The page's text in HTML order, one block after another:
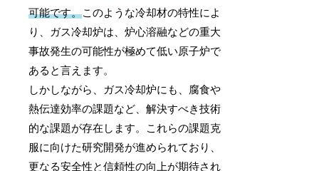
可能です。このような冷却材の特性によ
り、ガス冷却炉は、炉心溶融などの重大
事故発生の可能性が極めて低い原子炉で
あると言えます。
しかしながら、ガス冷却炉にも、腐食や
熱伝達効率の課題など、解決すべき技術
的な課題が存在します。これらの課題克
服に向けた研究開発が進められており、
更なる安全性と信頼性の向上が期待され